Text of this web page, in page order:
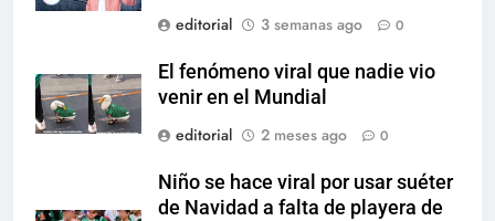
editorial
3 semanas ago 0
El fenómeno viral que nadie vio
venir en el Mundial
editorial
2 meses ago 0
Niño se hace viral por usar suéter
de Navidad a falta de playera de